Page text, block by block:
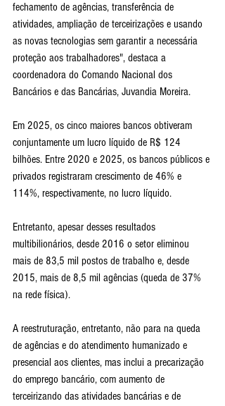
fechamento de agências, transferência de
atividades, ampliação de terceirizações e usando
as novas tecnologias sem garantir a necessária
proteção aos trabalhadores", destaca a
coordenadora do Comando Nacional dos
Bancários e das Bancárias, Juvandia Moreira.
Em 2025, os cinco maiores bancos obtiveram
conjuntamente um lucro líquido de R$ 124
bilhões. Entre 2020 e 2025, os bancos públicos e
privados registraram crescimento de 46% e
114%, respectivamente, no lucro líquido.
Entretanto, apesar desses resultados
multibilionários, desde 2016 o setor eliminou
mais de 83,5 mil postos de trabalho e, desde
2015, mais de 8,5 mil agências (queda de 37%
na rede física).
A reestruturação, entretanto, não para na queda
de agências e do atendimento humanizado e
presencial aos clientes, mas inclui a precarização
do emprego bancário, com aumento de
terceirizando das atividades bancárias e de